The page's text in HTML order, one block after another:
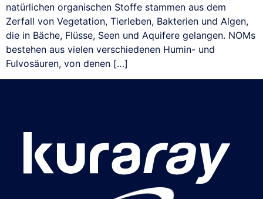
natürlichen organischen Stoffe stammen aus dem
Zerfall von Vegetation, Tierleben, Bakterien und Algen,
die in Bäche, Flüsse, Seen und Aquifere gelangen. NOMs
bestehen aus vielen verschiedenen Humin- und
Fulvosäuren, von denen […]